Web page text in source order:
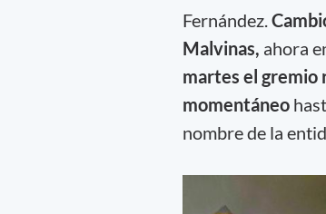
Fernández.
Malvinas, ahora
martes el gremio
momentáneo
nombre de la